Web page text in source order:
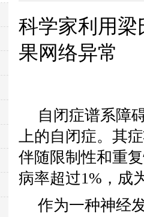
科学家利用
果网络异常
自闭症谱系障
上的自闭症。其
伴随限制性和重
病率超过1% ，成
作为一种神经